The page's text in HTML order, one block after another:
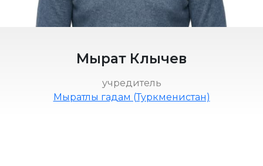
Мырат Клычев
учредитель
Мыратлы гадам (Туркменистан)